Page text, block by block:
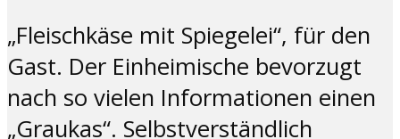
„Fleischkäse mit Spiegelei“, für den
Gast. Der Einheimische bevorzugt
nach so vielen Informationen einen
„Graukas“. Selbstverständlich